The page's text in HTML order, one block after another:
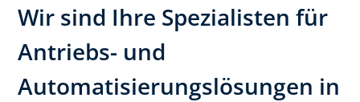
Wir sind Ihre Spezialisten für
Antriebs- und
Automatisierungslösungen in